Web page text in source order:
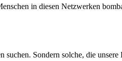
in diesen Netzwerken
Sondern solche, die